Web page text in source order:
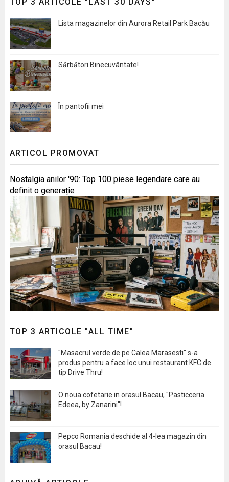
Lista magazinelor din Aurora Retail Park Bacău
Sărbători Binecuvântate!
În pantofii mei
ARTICOL PROMOVAT
Nostalgia anilor '90: Top 100 piese legendare care au
definit o generație
TOP 3 ARTICOLE "ALL TIME"
"Masacrul verde de pe Calea Marasesti" s-a
produs pentru a face loc unui restaurant KFC de
tip Drive Thru!
O noua cofetarie in orasul Bacau, "Pasticceria
Edeea, by Zanarini"!
Pepco Romania deschide al 4-lea magazin din
orasul Bacau!